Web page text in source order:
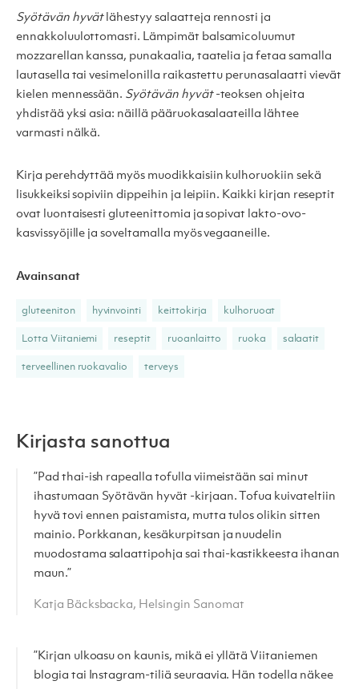
Syötävän hyvätlähestyy salaatteja rennosti ja
ennakkoluulottomasti. Lämpimät balsamicoluumut
mozzarellan kanssa, punakaalia, taatelia ja fetaa samalla
lautasella tai vesimelonilla raikastettu perunasalaatti vievät
kielen mennessään. Syötävän hyvät-teoksen ohjeita
yhdistää yksi asia: näillä pääruokasalaateilla lähtee
varmasti nälkä.
Kirja perehdyttää myös muodikkaisiin kulhoruokiin sekä
lisukkeiksi sopiviin dippeihin ja leipiin. Kaikki kirjan reseptit
ovat luontaisesti gluteenittomia ja sopivat lakto-ovo-
kasvissyöjille ja soveltamalla myös vegaaneille.
Avainsanat
gluteeniton hyvinvointi keittokirja kulhoruoat
Lotta Viitaniemi reseptit ruoanlaitto ruoka salaatit
terveellinen ruokavalio terveys
Kirjasta sanottua
”Pad thai-ish rapealla tofulla viimeistään sai minut
ihastumaan Syötävän hyvät -kirjaan. Tofua kuivateltiin
hyvä tovi ennen paistamista, mutta tulos olikin sitten
mainio. Porkkanan, kesäkurpitsan ja nuudelin
muodostama salaattipohja sai thai-kastikkeesta ihanan
maun.”
Katja Bäcksbacka, Helsingin Sanomat
”Kirjan ulkoasu on kaunis, mikä ei yllätä Viitaniemen
blogia tai Instagram-tiliä seuraavia. Hän todella näkee